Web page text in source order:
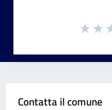
Contatta il comune